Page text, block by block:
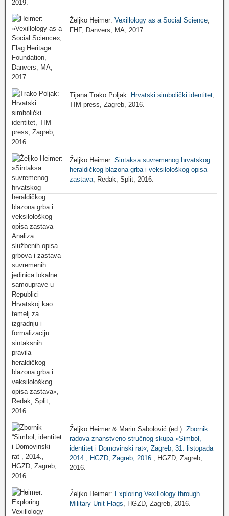
Željko Heimer: Vexillology as a Social Science
FHF, Danvers, MA, 2017.
Tijana Trako Poljak: Hrvatski simbolički identitet
TIM press, Zagreb, 2016.
Željko Heimer: Sintaksa suvremenog hrvatskog
heraldičkog blazona grba i veksilološkog opisa
zastava , Redak, Split, 2016.
Željko Heimer & Marin Sabolović (ed.): Zbornik
radova znanstveno-stručnog skupa »Simbol,
identitet i Domovinski rat«, Zagreb, 31. listopada
2014., HGZD, Zagreb, 2016.
, HGZD, Zagreb,
2016.
Željko Heimer: Exploring Vexillology through
Military Unit Flags , HGZD, Zagreb, 2016.